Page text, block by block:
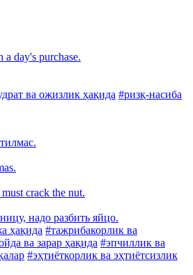
day's purchase.
ва ожизлик ҳақида #ризқ-насиба
crack the nut.
надо разбить яйцо.
ҳақида #тажрибакорлик ва
ва зарар ҳақида #эпчиллик ва
#эҳтиёткорлик ва эҳтиётсизлик